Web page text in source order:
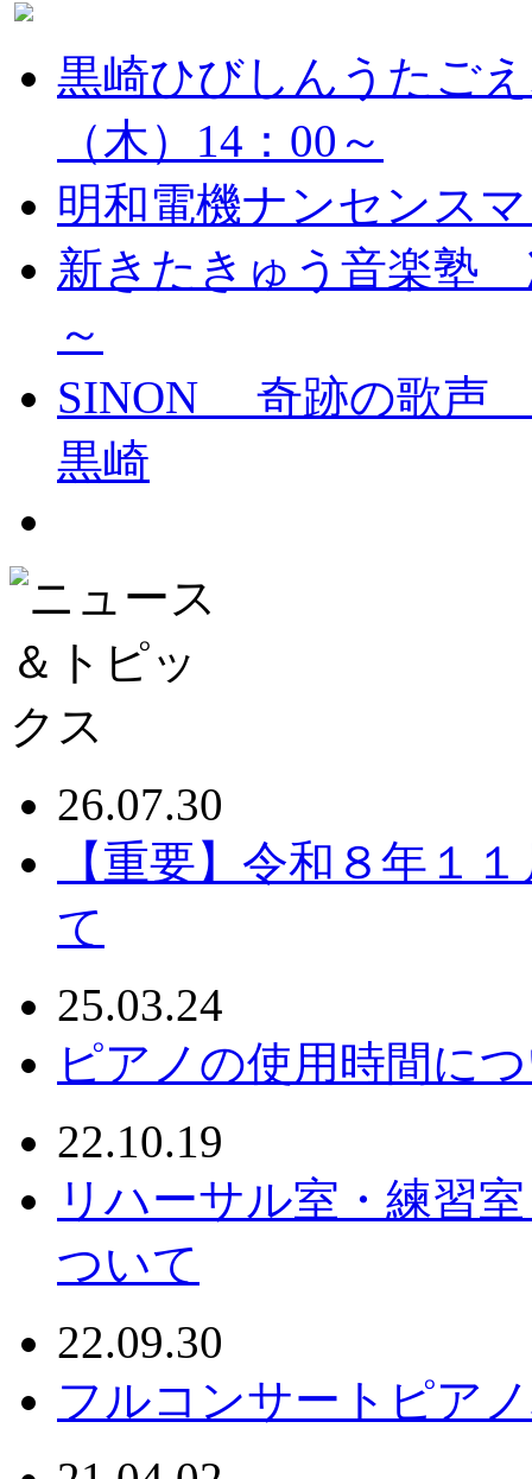
黒崎ひびしんうたご
（木）14：00～
明和電機ナンセンス
新きたきゅう音楽塾
～
SINON 奇跡の歌声
黒崎
26.07.30
【重要】令和８年１
て
25.03.24
ピアノの使用時間に
22.10.19
リハーサル室・練習
ついて
22.09.30
フルコンサートピア